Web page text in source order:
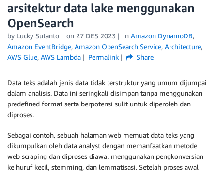
arsitektur data lake menggunakan
OpenSearch
by Lucky Sutanto on 27 DES 2023 in Amazon DynamoDB,
Amazon EventBridge, Amazon OpenSearch Service, Architecture,
AWS Glue, AWS Lambda Permalink Share
Data teks adalah jenis data tidak terstruktur yang umum dijumpai
dalam analisis. Data ini seringkali disimpan tanpa menggunakan
predefined format serta berpotensi sulit untuk diperoleh dan
diproses.
Sebagai contoh, sebuah halaman web memuat data teks yang
dikumpulkan oleh data analyst dengan memanfaatkan metode
web scraping dan diproses diawal menggunakan pengkonversian
ke huruf kecil, stemming, dan lemmatisasi. Setelah proses awal